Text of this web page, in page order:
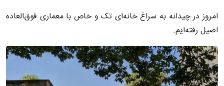
امروز در چیدانه به سراغ خانه‌ای تک و خاص با معماری فوق‌العاده
اصیل رفته‌ایم.